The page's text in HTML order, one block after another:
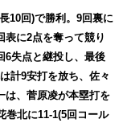
10回)で勝利。9回裏に
表に2点を奪って競り
6失点と継投し、最後
計9安打を放ち、佐々
は、菅原凌が本塁打を
巻北に11-1(5回コール